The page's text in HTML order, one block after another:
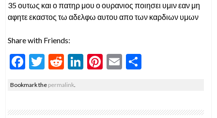
35 ουτως και ο πατηρ μου ο ουρανιος ποιησει υμιν εαν μη
αφητε εκαστος τω αδελφω αυτου απο των καρδιων υμων
Share with Friends:
F
e
b
T
itt
er
R
d
di
Li
dI
Pi
es
E
l
e
Bookmark the permalink.